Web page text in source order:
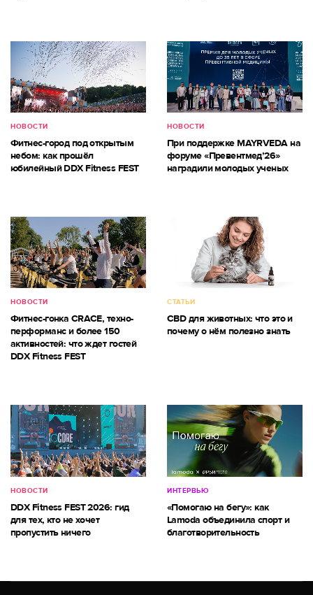
НОВОСТИ
Фитнес-город под открытым
небом: как прошёл
юбилейный DDX Fitness FEST
НОВОСТИ
При поддержке MAYRVEDA на
форуме «Превентмед’26»
наградили молодых ученых
НОВОСТИ
Фитнес-гонка CRACE, техно-
перформанс и более 150
активностей: что ждет гостей
DDX Fitness FEST
СТАТЬИ
CBD для животных: что это и
почему о нём полезно знать
НОВОСТИ
DDX Fitness FEST 2026: гид
для тех, кто не хочет
пропустить ничего
ИНТЕРВЬЮ
«Помогаю на бегу»: как
Lamoda объединила спорт и
благотворительность